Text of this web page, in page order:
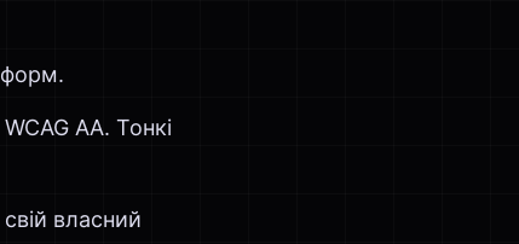
форм.
AA. Тонкі
власний